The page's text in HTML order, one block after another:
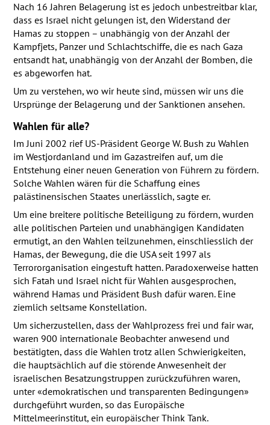
Nach 16 Jahren Belagerung ist es jedoch unbestreitbar klar,
dass es Israel nicht gelungen ist, den Widerstand der
Hamas zu stoppen – unabhängig von der Anzahl der
Kampfjets, Panzer und Schlachtschiffe, die es nach Gaza
entsandt hat, unabhängig von der Anzahl der Bomben, die
es abgeworfen hat.
Um zu verstehen, wo wir heute sind, müssen wir uns die
Ursprünge der Belagerung und der Sanktionen ansehen.
Wahlen für alle?
Im Juni 2002 rief US-Präsident George W. Bush zu Wahlen
im Westjordanland und im Gazastreifen auf, um die
Entstehung einer neuen Generation von Führern zu fördern.
Solche Wahlen wären für die Schaffung eines
palästinensischen Staates unerlässlich, sagte er.
Um eine breitere politische Beteiligung zu fördern, wurden
alle politischen Parteien und unabhängigen Kandidaten
ermutigt, an den Wahlen teilzunehmen, einschliesslich der
Hamas, der Bewegung, die die USAseit 1997 als
Terrororganisation eingestuft hatten. Paradoxerweise hatten
sich Fatah und Israel nicht für Wahlen ausgesprochen,
während Hamas und Präsident Bush dafür waren. Eine
ziemlich seltsame Konstellation.
Um sicherzustellen, dass der Wahlprozess frei und fair war,
waren 900 internationale Beobachter anwesend und
bestätigten, dass die Wahlen trotz allen Schwierigkeiten,
die hauptsächlich auf die störende Anwesenheit der
israelischen Besatzungstruppen zurückzuführen waren,
unter «demokratischen und transparenten Bedingungen»
durchgeführt wurden, so das Europäische
Mittelmeerinstitut, ein europäischer Think Tank.